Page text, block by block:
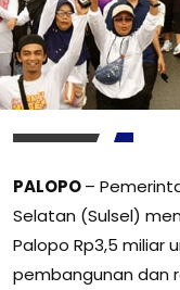
PALOPO–
Selatan (Sulsel)
Palopo Rp3,5 miliar
pembangunan dan